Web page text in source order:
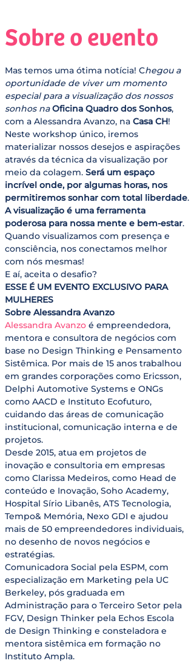
Sobre o evento
Mas temos uma ótima notícia! Chegou a
oportunidade de viver um momento
especial para a visualização dos nossos
sonhos na Oficina Quadro dos Sonhos,
com a Alessandra Avanzo, na Casa CH!
Neste workshop único, iremos
materializar nossos desejos e aspirações
através da técnica da visualização por
meio da colagem. Será um espaço
incrível onde, por algumas horas, nos
permitiremos sonhar com total liberdade.
A visualização é uma ferramenta
poderosa para nossa mente e bem-estar.
Quando visualizamos com presença e
consciência, nos conectamos melhor
com nós mesmas!
E aí, aceita o desafio?
ESSE É UM EVENTO EXCLUSIVO PARA
MULHERES
Sobre Alessandra Avanzo
Alessandra Avanzo é empreendedora,
mentora e consultora de negócios com
base no Design Thinking e Pensamento
Sistêmica. Por mais de 15 anos trabalhou
em grandes corporações como Ericsson,
Delphi Automotive Systems e ONGs
como AACD e Instituto Ecofuturo,
cuidando das áreas de comunicação
institucional, comunicação interna e de
projetos.
Desde 2015, atua em projetos de
inovação e consultoria em empresas
como Clarissa Medeiros, como Head de
conteúdo e Inovação, Soho Academy,
Hospital Sírio Libanês, ATS Tecnologia,
Tempo& Memória, Nexo GDI e ajudou
mais de 50 empreendedores individuais,
no desenho de novos negócios e
estratégias.
Comunicadora Social pela ESPM, com
especialização em Marketing pela UC
Berkeley, pós graduada em
Administração para o Terceiro Setor pela
FGV, Design Thinker pela Echos Escola
de Design Thinking e consteladora e
mentora sistêmica em formação no
Instituto Ampla.